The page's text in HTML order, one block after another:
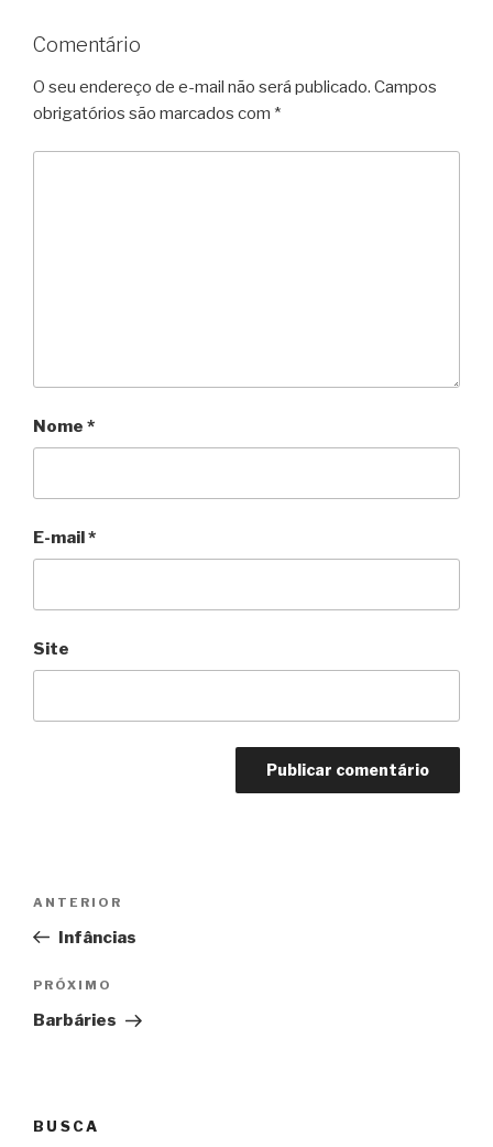
Comentário
O seu endereço de e-mail não será publicado. Campos
obrigatórios são marcados com *
Nome *
E-mail*
Site
Post
Anterior
ANTERIOR
Infâncias
Próximo
PRÓXIMO
Barbáries
BUSCA